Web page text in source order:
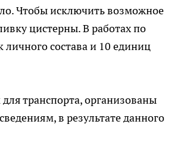
Чтобы исключить возможное
цистерны. В работах по
состава и 10 единиц
транспорта, организованы
в результате данного